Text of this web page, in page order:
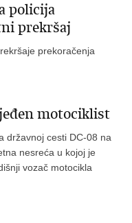
policija
prekršaj
prekoračenja
motociklist
državnoj cesti DC-08 na
nesreća u kojoj je
vozač motocikla